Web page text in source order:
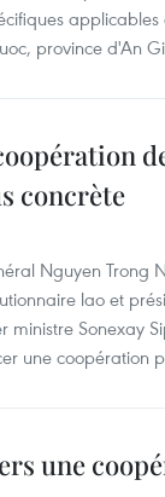
province d'An
concrète
Nguyen
lao et
ministre Sonexay
une coopération
une